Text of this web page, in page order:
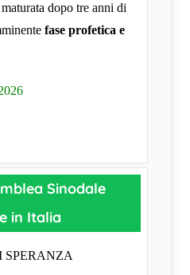
dopo tre anni di
fase profetica e
Sinodale
in Italia
SPERANZA